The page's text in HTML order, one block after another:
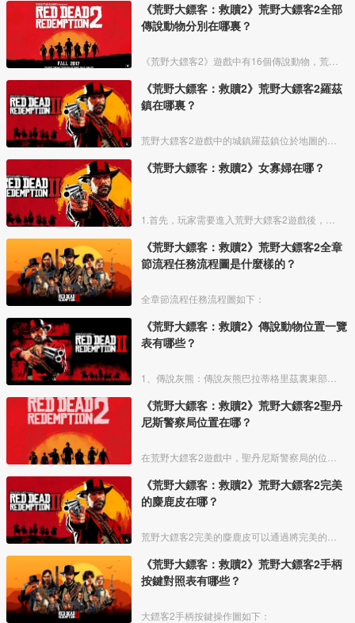
《荒野大鏢客：救贖2》荒野大鏢客2全部
傳說動物分別在哪裏？
《荒野大鏢客2》遊戲中有16個傳說動物，荒野大鏢客2全部傳說動物具體位置如下：
《荒野大鏢客：救贖2》荒野大鏢客2羅茲
鎮在哪裏？
荒野大鏢客2遊戲中的城鎮羅茲鎮位於地圖的正下方區域，是遊戲第三章任務發生的主要城鎮，鎮上的兩大家族分別是格雷家族和佈雷斯韋特家族。
《荒野大鏢客：救贖2》女寡婦在哪？
1.首先，玩家需要進入荒野大鏢客2遊戲後，抵達安尼斯堡附近的如圖所示位置。
《荒野大鏢客：救贖2》荒野大鏢客2全章
節流程任務流程圖是什麼樣的？
全章節流程任務流程圖如下：
《荒野大鏢客：救贖2》傳說動物位置一覽
表有哪些？
1、傳說灰熊：傳說灰熊巴拉蒂格里茲裏東部奧克里夫潭的特有生物。
《荒野大鏢客：救贖2》荒野大鏢客2聖丹
尼斯警察局位置在哪？
在荒野大鏢客2遊戲中，聖丹尼斯警察局的位置在馬廄西門往北走，左手邊，也就是在劇院的對面，有兩個警察站街的那裏就是了，具體位置如下圖中十字光標的左上角位置。
《荒野大鏢客：救贖2》荒野大鏢客2完美
的麋鹿皮在哪？
荒野大鏢客2完美的麋鹿皮可以通過將完美的麋鹿進行剝皮後獲得。
《荒野大鏢客：救贖2》荒野大鏢客2手柄
按鍵對照表有哪些？
大鏢客2手柄按鍵操作圖如下：